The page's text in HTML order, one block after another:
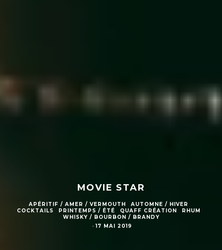
MOVIE STAR
APÉRITIF / AMER / VERMOUTH
AUTOMNE / HIVER
COCKTAILS
PRINTEMPS / ÉTÉ QUAFF CRÉATION
RHUM
WHISKY / BOURBON / BRANDY
· 17 MAI 2019